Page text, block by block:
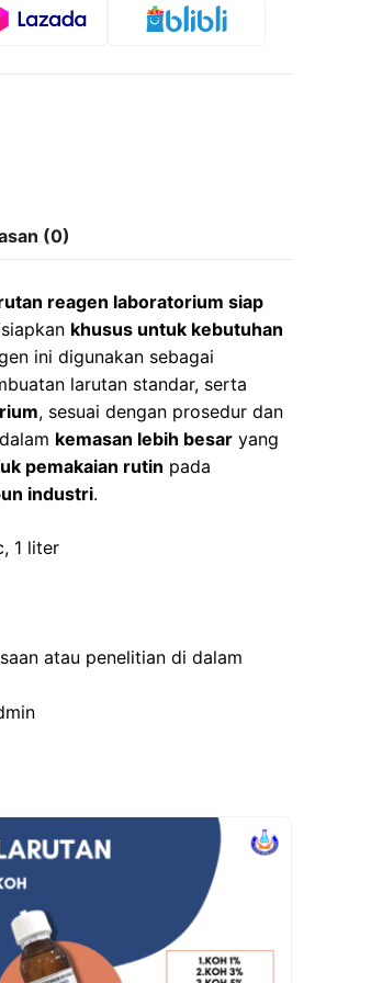
(0)
reagen laboratorium siap
khusus untuk kebutuhan
ini digunakan sebagai
larutan standar, serta
, sesuai dengan prosedur dan
kemasan lebih besar yang
pemakaian rutin pada
industri.
1 liter
atau penelitian di dalam